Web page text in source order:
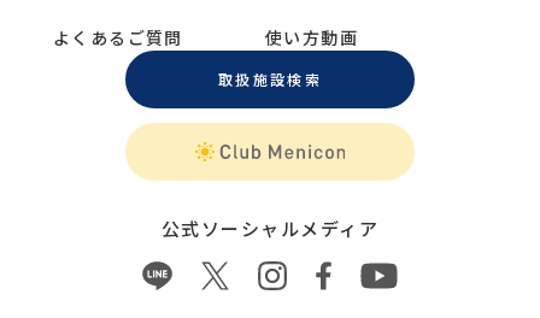
よくあるご質問 使い方動画
取扱施設検索
公式ソーシャルメディア